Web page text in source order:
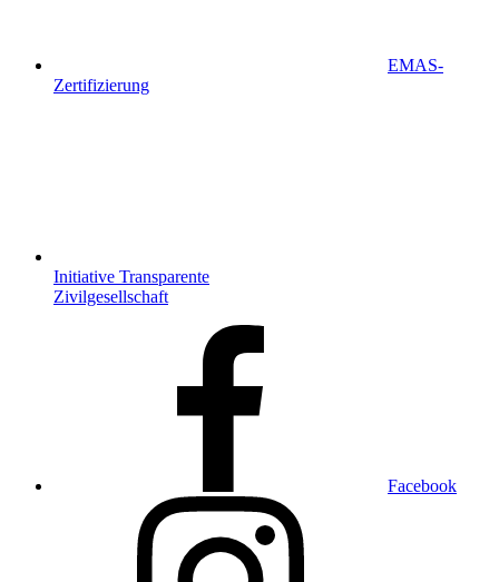
EMAS-
Zertifizierung
Initiative Transparente
Zivilgesellschaft
Facebook